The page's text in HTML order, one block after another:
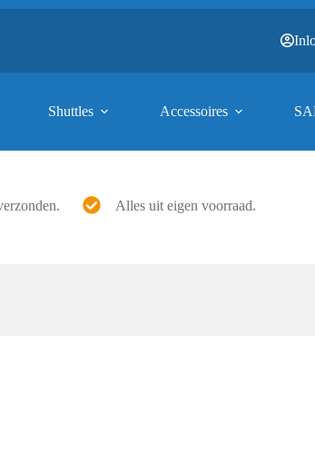
Shuttles Accessoires
Alles uit eigen voorraad.